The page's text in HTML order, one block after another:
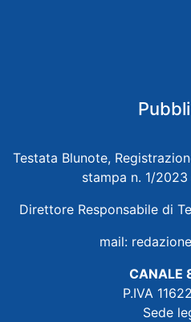
Testata Blunote,
stampa n. 1/
Direttore Responsabile di
mail:
CANALE
P.IVA
Sede